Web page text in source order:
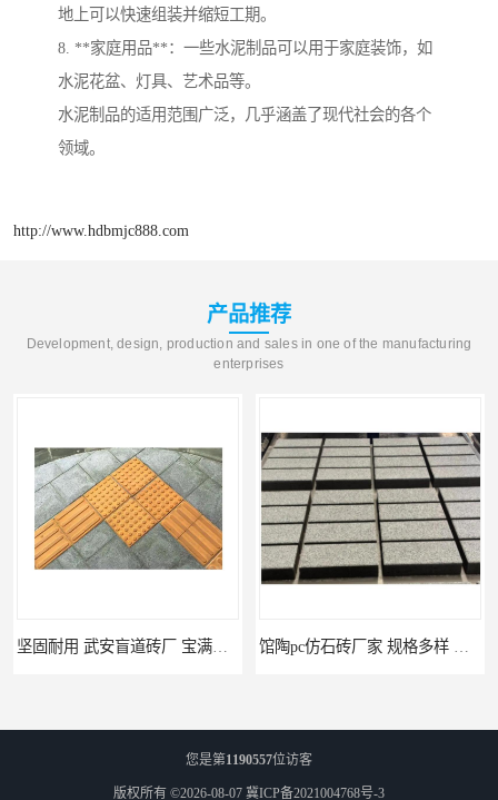
地上可以快速组装并缩短工期。
8. **家庭用品**：一些水泥制品可以用于家庭装饰，如
水泥花盆、灯具、艺术品等。
水泥制品的适用范围广泛，几乎涵盖了现代社会的各个
领域。
http://www.hdbmjc888.com
产品推荐
Development, design, production and sales in one of the manufacturing
enterprises
坚固耐用 武安盲道砖厂 宝满建材 馆陶pc仿石砖厂家 规格多样 宝满建材
您是第1190557位访客
版权所有 ©2026-08-07 冀ICP备2021004768号-3